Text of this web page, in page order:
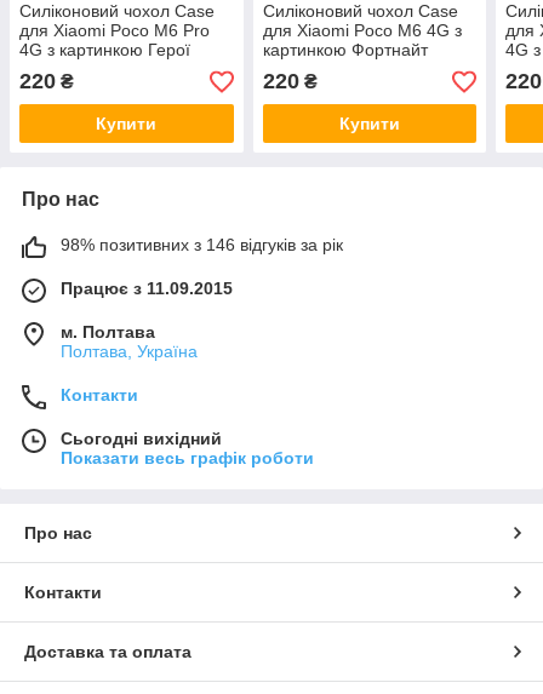
Силіконовий чохол Case
для Xiaomi Poco M6 Pro
4G з картинкою Герої
Fortnite
220 ₴
Купити
Силіконовий чохол Case
для Xiaomi Poco M6 4G з
картинкою Фортнайт
220₴
Купити
для
4G
220
Про нас
98% позитивних з 146 відгуків за рік
Працює з 11.09.2015
м. Полтава
Полтава, Україна
Контакти
Сьогодні вихідний
Показати весь графік роботи
Про нас
Контакти
Доставка та оплата